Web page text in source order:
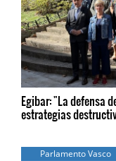
Egibar: "La defensa
estrategias
Parlamento Vasco